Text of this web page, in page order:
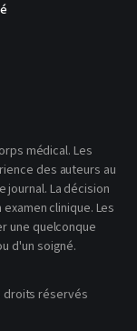
médical. Les
des auteurs au
journal. La décision
clinique. Les
une quelconque
d'un soigné.
droits réservés